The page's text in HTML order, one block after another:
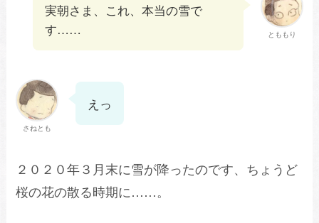
とももり
実朝さま、これ、本当の雪で
す……
さねとも
えっ
２０２０年３月末に雪が降ったのです、ちょうど
桜の花の散る時期に……。